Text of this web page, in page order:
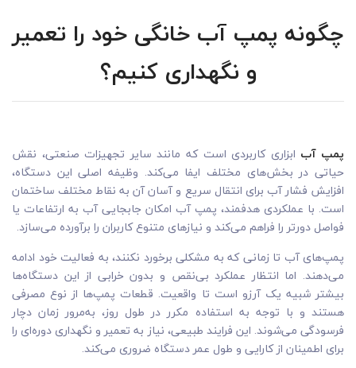
چگونه پمپ آب خانگی خود را تعمیر
و نگهداری کنیم؟
پمپ آب ابزاری کاربردی است که مانند سایر تجهیزات صنعتی، نقش
حیاتی در بخش‌های مختلف ایفا می‌کند. وظیفه اصلی این دستگاه،
افزایش فشار آب برای انتقال سریع و آسان آن به نقاط مختلف ساختمان
است. با عملکردی هدفمند، پمپ آب امکان جابجایی آب به ارتفاعات یا
فواصل دورتر را فراهم می‌کند و نیازهای متنوع کاربران را برآورده می‌سازد.
پمپ‌های آب تا زمانی که به مشکلی برخورد نکنند، به فعالیت خود ادامه
می‌دهند. اما انتظار عملکرد بی‌نقص و بدون خرابی از این دستگاه‌ها
بیشتر شبیه یک آرزو است تا واقعیت. قطعات پمپ‌ها از نوع مصرفی
هستند و با توجه به استفاده مکرر در طول روز، به‌مرور زمان دچار
فرسودگی می‌شوند. این فرایند طبیعی، نیاز به تعمیر و نگهداری دوره‌ای را
برای اطمینان از کارایی و طول عمر دستگاه ضروری می‌کند.